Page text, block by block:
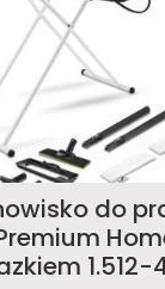
do
1.512-